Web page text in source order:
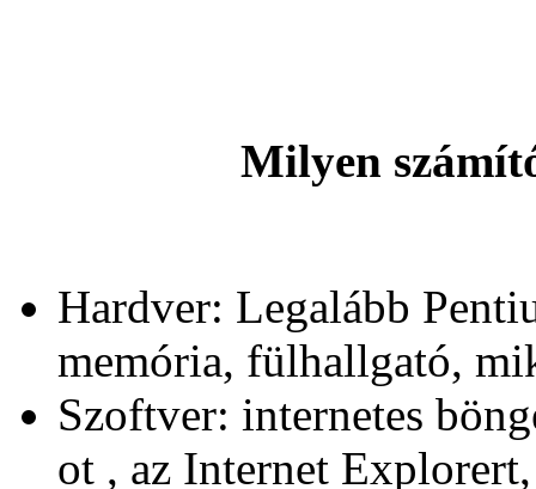
Milyen
Hardver: Legalább
memória, fülhallgató,
Szoftver: internetes
ot , az Internet